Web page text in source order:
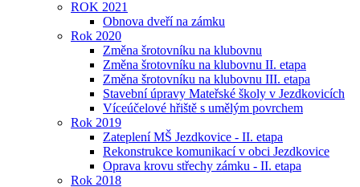
ROK 2021
Obnova dveří na zámku
Rok 2020
Změna šrotovníku na klubovnu
Změna šrotovníku na klubovnu II. etapa
Změna šrotovníku na klubovnu III. etapa
Stavební úpravy Mateřské školy v Jezdkovicích
Víceúčelové hřiště s umělým povrchem
Rok 2019
Zateplení MŠ Jezdkovice - II. etapa
Rekonstrukce komunikací v obci Jezdkovice
Oprava krovu střechy zámku - II. etapa
Rok 2018